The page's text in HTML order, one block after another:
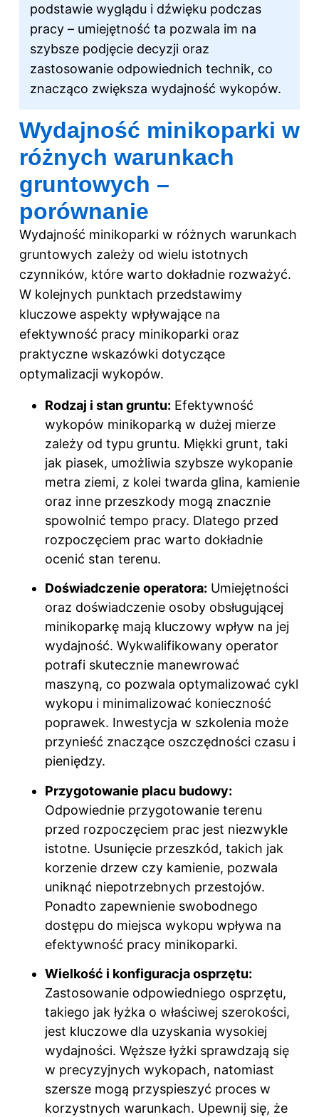
podstawie wyglądu i dźwięku podczas
pracy – umiejętność ta pozwala im na
szybsze podjęcie decyzji oraz
zastosowanie odpowiednich technik, co
znacząco zwiększa wydajność wykopów.
Wydajność minikoparki w
różnych warunkach
gruntowych –
porównanie
Wydajność minikoparki w różnych warunkach
gruntowych zależy od wielu istotnych
czynników, które warto dokładnie rozważyć.
W kolejnych punktach przedstawimy
kluczowe aspekty wpływające na
efektywność pracy minikoparki oraz
praktyczne wskazówki dotyczące
optymalizacji wykopów.
Rodzaj i stan gruntu: Efektywność
wykopów minikoparką w dużej mierze
zależy od typu gruntu. Miękki grunt, taki
jak piasek, umożliwia szybsze wykopanie
metra ziemi, z kolei twarda glina, kamienie
oraz inne przeszkody mogą znacznie
spowolnić tempo pracy. Dlatego przed
rozpoczęciem prac warto dokładnie
ocenić stan terenu.
Doświadczenie operatora: Umiejętności
oraz doświadczenie osoby obsługującej
minikoparkę mają kluczowy wpływ na jej
wydajność. Wykwalifikowany operator
potrafi skutecznie manewrować
maszyną, co pozwala optymalizować cykl
wykopu i minimalizować konieczność
poprawek. Inwestycja w szkolenia może
przynieść znaczące oszczędności czasu i
pieniędzy.
Przygotowanie placu budowy:
Odpowiednie przygotowanie terenu
przed rozpoczęciem prac jest niezwykle
istotne. Usunięcie przeszkód, takich jak
korzenie drzew czy kamienie, pozwala
uniknąć niepotrzebnych przestojów.
Ponadto zapewnienie swobodnego
dostępu do miejsca wykopu wpływa na
efektywność pracy minikoparki.
Wielkość i konfiguracja osprzętu:
Zastosowanie odpowiedniego osprzętu,
takiego jak łyżka o właściwej szerokości,
jest kluczowe dla uzyskania wysokiej
wydajności. Węższe łyżki sprawdzają się
w precyzyjnych wykopach, natomiast
szersze mogą przyspieszyć proces w
korzystnych warunkach. Upewnij się, że